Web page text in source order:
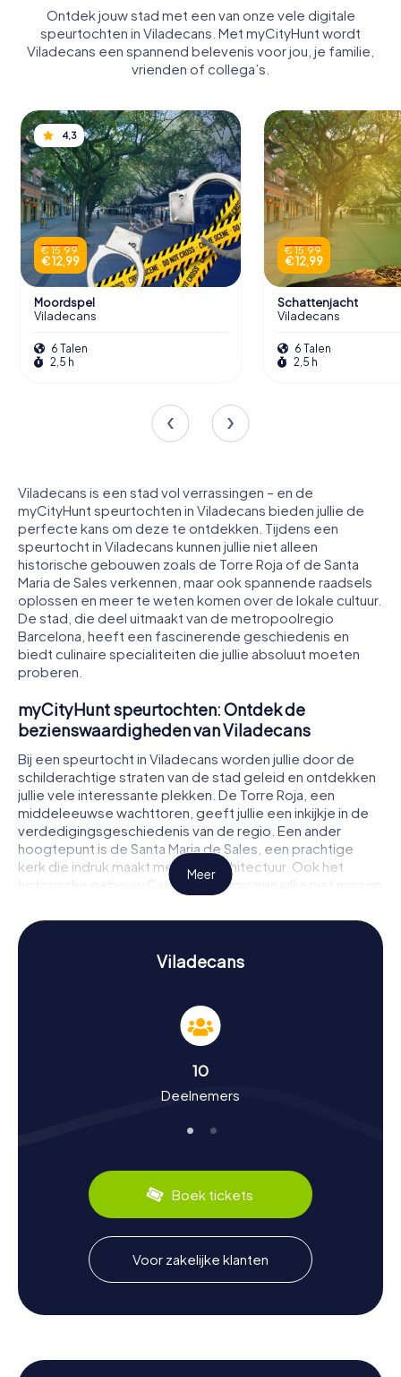
Ontdek jouw stad met een van onze vele digitale
speurtochten in Viladecans. Met myCityHunt wordt
Viladecans een spannend belevenis voor jou, je familie,
vrienden of collega’s.
4,3
€ 15,99
€ 12,99
Moordspel
Viladecans
6 Talen
2,5 h
€ 15,99
€ 12,99
Schattenjacht
Viladecans
6 Talen
2,5 h
Viladecans is een stad vol verrassingen – en de
myCityHunt speurtochten in Viladecans bieden jullie de
perfecte kans om deze te ontdekken. Tijdens een
speurtocht in Viladecans kunnen jullie niet alleen
historische gebouwen zoals de Torre Roja of de Santa
Maria de Sales verkennen, maar ook spannende raadsels
oplossen en meer te weten komen over de lokale cultuur.
De stad, die deel uitmaakt van de metropoolregio
Barcelona, heeft een fascinerende geschiedenis en
biedt culinaire specialiteiten die jullie absoluut moeten
proberen.
myCityHunt speurtochten: Ontdek de
bezienswaardigheden van Viladecans
Bij een speurtocht in Viladecans worden jullie door de
schilderachtige straten van de stad geleid en ontdekken
jullie vele interessante plekken. De Torre Roja, een
middeleeuwse wachttoren, geeft jullie een inkijkje in de
verdedigingsgeschiedenis van de regio. Een ander
hoogtepunt is de Santa Maria de Sales, een prachtige
kerk die indruk maakt met haar architectuur. Ook het
historische gebouw Can Modolell mogen jullie niet missen
– het is een perfect voorbeeld van de traditionele
Catalaanse bouwstijl.
Tijdens de speurtocht in Viladecans hebben jullie de kans
om op deze en vele andere plekken spannende raadsels
oriëntatievermogen aanscherpen, maar ook jullie kennis
over de stad vergroten. De myCityHunt speurtochten in
Viladecans zijn ideaal voor gezinnen, vrienden of collega’s
die samen plezier willen hebben en tegelijkertijd iets
cultuur van dichtbij beleven
Viladecans heeft een rijke geschiedenis die teruggaat
tot de middeleeuwen. De stad was lange tijd een
agrarisch centrum en heeft zich door de eeuwen heen
sterk ontwikkeld. Tijdens een speurtocht in Viladecans
komen jullie meer te weten over dit boeiende verleden.
Wisten jullie bijvoorbeeld dat de stad vroeger bekend
stond om haar wijnproductie? Of dat Viladecans een
belangrijke handelsknooppunt in de regio was?
ontdekken. Probeer zeker het lokale gerecht "Escudella i
Meer
Viladecans
10
Deelnemers
Boek tickets
Voor zakelijke klanten